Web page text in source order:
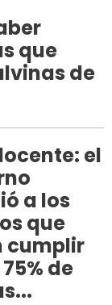
que
de
el
a los
que
cumplir
de